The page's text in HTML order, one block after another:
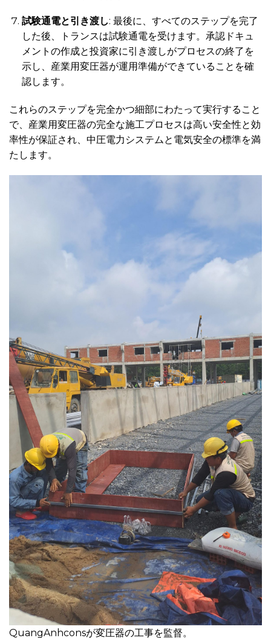
試験通電と引き渡し: 最後に、すべてのステップを完了
した後、トランスは試験通電を受けます。承認ドキュ
メントの作成と投資家に引き渡しがプロセスの終了を
示し、産業用変圧器が運用準備ができていることを確
認します。
これらのステップを完全かつ細部にわたって実行すること
で、産業用変圧器の完全な施工プロセスは高い安全性と効
率性が保証され、中圧電力システムと電気安全の標準を満
たします。
QuangAnhconsが変圧器の工事を監督。